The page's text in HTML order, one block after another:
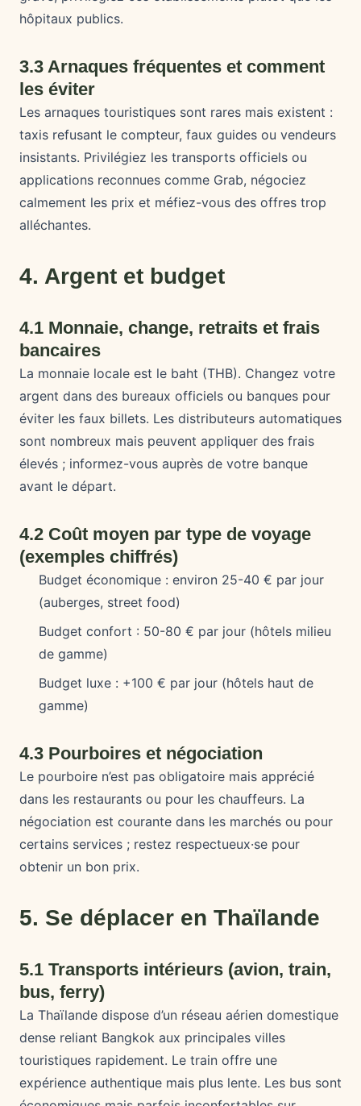
hôpitaux publics.
3.3 Arnaques fréquentes et comment
les éviter
Les arnaques touristiques sont rares mais existent :
taxis refusant le compteur, faux guides ou vendeurs
insistants. Privilégiez les transports officiels ou
applications reconnues comme Grab, négociez
calmement les prix et méfiez-vous des offres trop
alléchantes.
4. Argent et budget
4.1 Monnaie, change, retraits et frais
bancaires
La monnaie locale est le baht (THB). Changez votre
argent dans des bureaux officiels ou banques pour
éviter les faux billets. Les distributeurs automatiques
sont nombreux mais peuvent appliquer des frais
élevés ; informez-vous auprès de votre banque
avant le départ.
4.2 Coût moyen par type de voyage
(exemples chiffrés)
Budget économique : environ 25-40 € par jour
(auberges, street food)
Budget confort : 50-80 € par jour (hôtels milieu
de gamme)
Budget luxe : +100 € par jour (hôtels haut de
gamme)
4.3 Pourboires et négociation
Le pourboire n’est pas obligatoire mais apprécié
dans les restaurants ou pour les chauffeurs. La
négociation est courante dans les marchés ou pour
certains services ; restez respectueux·se pour
obtenir un bon prix.
5. Se déplacer en Thaïlande
5.1 Transports intérieurs (avion, train,
bus, ferry)
La Thaïlande dispose d’un réseau aérien domestique
dense reliant Bangkok aux principales villes
touristiques rapidement. Le train offre une
expérience authentique mais plus lente. Les bus sont